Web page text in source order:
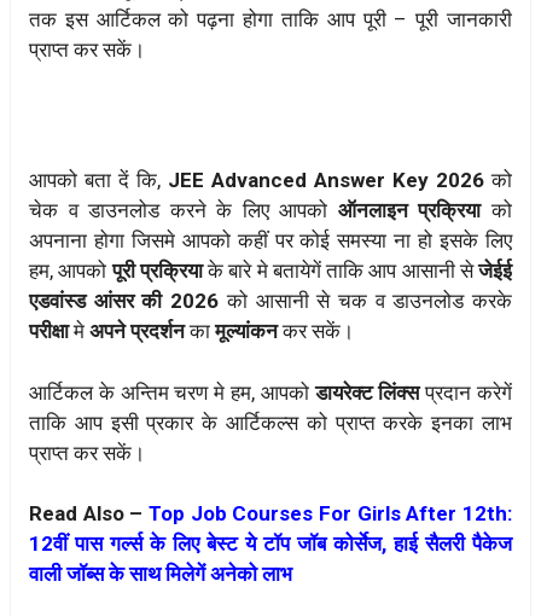
तक इस आर्टिकल को पढ़ना होगा ताकि आप पूरी – पूरी जानकारी
प्राप्त कर सकें।
आपको बता दें कि, JEE Advanced Answer Key 2026 को
चेक व डाउनलोड करने के लिए आपको ऑनलाइन प्रक्रियाको
अपनाना होगा जिसमे आपको कहीं पर कोई समस्या ना हो इसके लिए
हम, आपको पूरी प्रक्रियाके बारे मे बतायेगें ताकि आप आसानी सेजेईई
एडवांस्ड आंसर की 2026को आसानी से चक व डाउनलोड करके
परीक्षामे अपने प्रदर्शनकामूल्यांकनकर सकें।
आर्टिकल के अन्तिम चरण मे हम, आपकोडायरेक्ट लिंक्सप्रदान करेगें
ताकि आप इसी प्रकार के आर्टिकल्स को प्राप्त करके इनका लाभ
प्राप्त कर सकें।
Read Also – Top Job Courses For Girls After 12th:
12वीं पास गर्ल्स के लिए बेस्ट ये टॉप जॉब कोर्सेज, हाई सैलरी पैकेज
वाली जॉब्स के साथ मिलेगें अनेको लाभ